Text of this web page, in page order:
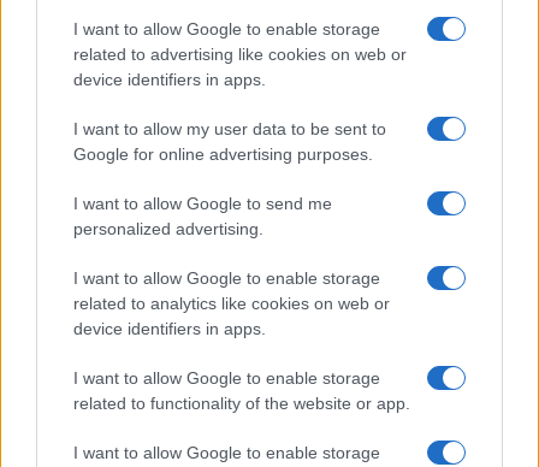
I want to allow Google to enable storage
related to advertising like cookies on web or
device identifiers in apps.
I want to allow my user data to be sent to
Google for online advertising purposes.
I want to allow Google to send me
personalized advertising.
I want to allow Google to enable storage
related to analytics like cookies on web or
device identifiers in apps.
I want to allow Google to enable storage
related to functionality of the website or app.
I want to allow Google to enable storage
Az Android rejtett automatizmusai: hat
funkció, amely észrevétlenül könnyíti
meg a mindennapokat
Sok felhasználó külön alkalmazásokra esküszik, pedig az
Android már évek óta olyan intelligens funkciókat kínál,
megváltoztatja a mobilhasználatot –
sokan mégsem tudnak róla
2026.07.12| Android Central
jelentősen felgyorsítja a mindennapi használatot,
miközben a Pixel telefonokból továbbra is hiányzik.